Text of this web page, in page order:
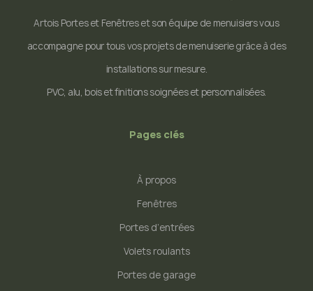
Artois Portes et Fenêtres et son équipe de menuisiers vous
accompagne pour tous vos projets de menuiserie grâce à des
installations sur mesure.
PVC, alu, bois et finitions soignées et personnalisées.
Pages clés
À propos
Fenêtres
Portes d’entrées
Volets roulants
Portes de garage